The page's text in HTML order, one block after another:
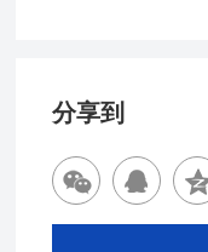
分享到